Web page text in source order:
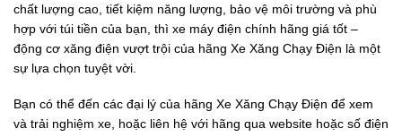
chất lượng cao, tiết kiệm năng lượng, bảo vệ môi trường và phù
hợp với túi tiền của bạn, thì xe máy điện chính hãng giá tốt –
động cơ xăng điện vượt trội của hãng Xe Xăng Chạy Điện là một
sự lựa chọn tuyệt vời.
Bạn có thể đến các đại lý của hãng Xe Xăng Chạy Điện để xem
và trải nghiệm xe, hoặc liên hệ với hãng qua website hoặc số điện